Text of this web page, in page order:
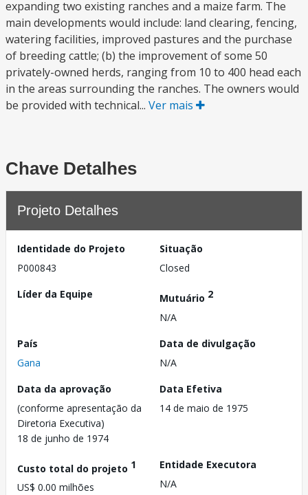
expanding two existing ranches and a maize farm. The
main developments would include: land clearing, fencing,
watering facilities, improved pastures and the purchase
of breeding cattle; (b) the improvement of some 50
privately-owned herds, ranging from 10 to 400 head each
in the areas surrounding the ranches. The owners would
be provided with technical... Ver mais
Chave Detalhes
Projeto Detalhes
Identidade do Projeto
P000843
Situação
Closed
Líder da Equipe
Mutuário 2
N/A
País
Gana
Data de divulgação
N/A
Data da aprovação
(conforme apresentação da
Diretoria Executiva)
18 de junho de 1974
Data Efetiva
14 de maio de 1975
Custo total do projeto 1
US$ 0.00 milhões
Entidade Executora
N/A